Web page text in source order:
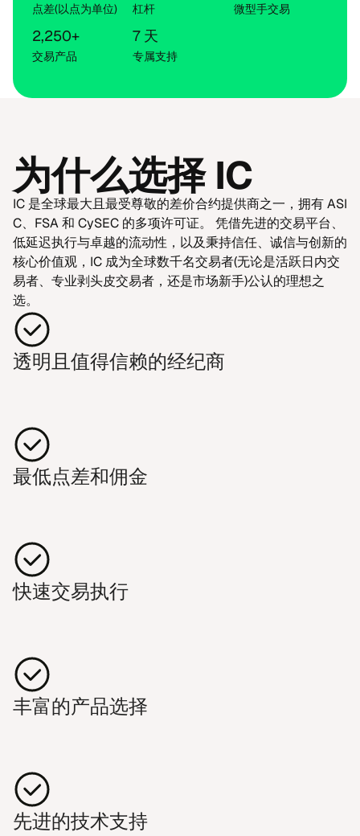
点差(以点为单位) 杠杆 微型手交易
2,250+
交易产品
7 天
专属支持
为什么选择 IC
IC 是全球最大且最受尊敬的差价合约提供商之一，拥有 ASI​
C、FSA 和 CySEC 的多项许可证。 凭借先进的交易平台、
低延迟执行与卓越的流动性，以及秉持信任、诚信与创新的
核心价值观，IC 成为全球数千名交易者(无论是活跃日内交
易者、专业剥头皮交易者，还是市场新手)公认的理想之
选。
透明且值得信赖的经纪商
最低点差和佣金
快速交易执行
丰富的产品选择
先进的技术支持